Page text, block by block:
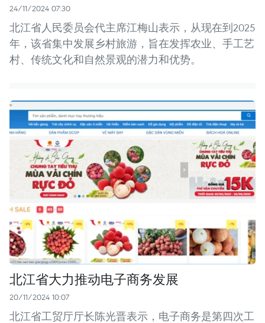
24/11/2024 07:30
北江省人民委员会代主席江梅山表示，从现在到2025
年，该省集中发展乡村旅游，旨在发挥农业、手工艺
村、传统文化和自然景观的潜力和优势。
北江省大力推动电子商务发展
20/11/2024 10:07
北江省工贸厅厅长陈光晋表示，电子商务是第四次工